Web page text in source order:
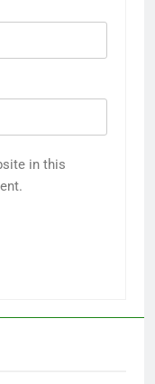
in this